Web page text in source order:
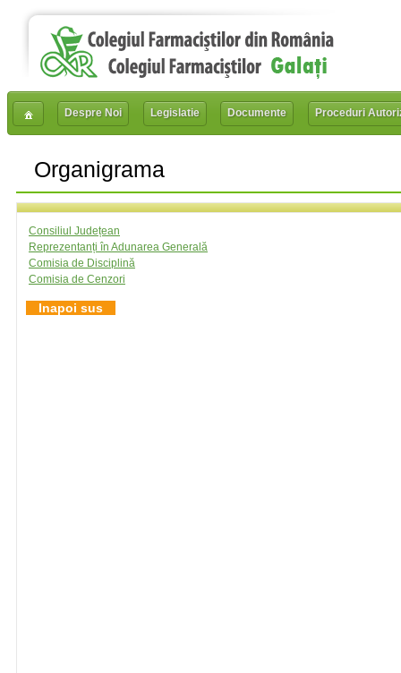
Despre Noi Legislatie Documente Proceduri
Organigrama
Consiliul Județean
Reprezentanți în Adunarea Generală
Comisia de Disciplină
Comisia de Cenzori
Inapoi sus